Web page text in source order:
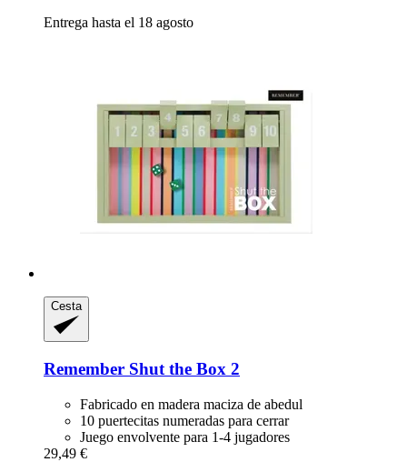
Entrega hasta el 18 agosto
Cesta
Remember Shut the Box 2
Fabricado en madera maciza de abedul
10 puertecitas numeradas para cerrar
Juego envolvente para 1-4 jugadores
29,49 €